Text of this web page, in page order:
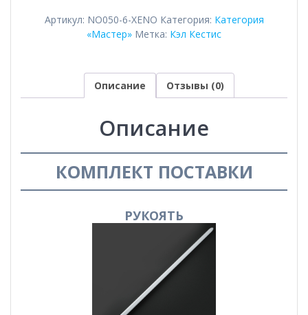
Артикул: NO050-6-XENO Категория: Категория
«Мастер» Метка: Кэл Кестис
Описание Отзывы (0)
Описание
КОМПЛЕКТ ПОСТАВКИ
РУКОЯТЬ